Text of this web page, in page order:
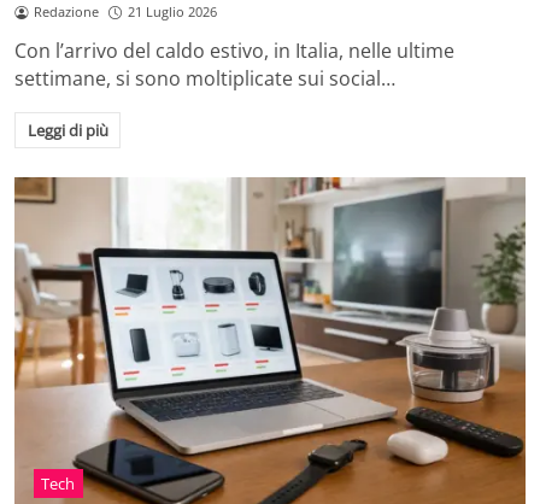
Redazione 21 Luglio 2026
Con l’arrivo del caldo estivo, in Italia, nelle ultime
settimane, si sono moltiplicate sui social…
Leggi di più
Tech